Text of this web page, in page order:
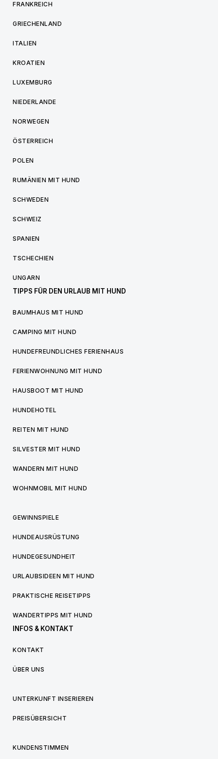
FRANKREICH
GRIECHENLAND
ITALIEN
KROATIEN
LUXEMBURG
NIEDERLANDE
NORWEGEN
ÖSTERREICH
POLEN
RUMÄNIEN MIT HUND
SCHWEDEN
SCHWEIZ
SPANIEN
TSCHECHIEN
UNGARN
TIPPS FÜR DEN URLAUB MIT HUND
BAUMHAUS MIT HUND
CAMPING MIT HUND
HUNDEFREUNDLICHES FERIENHAUS
FERIENWOHNUNG MIT HUND
HAUSBOOT MIT HUND
HUNDEHOTEL
REITEN MIT HUND
SILVESTER MIT HUND
WANDERN MIT HUND
WOHNMOBIL MIT HUND
GEWINNSPIELE
HUNDEAUSRÜSTUNG
HUNDEGESUNDHEIT
URLAUBSIDEEN MIT HUND
PRAKTISCHE REISETIPPS
WANDERTIPPS MIT HUND
INFOS & KONTAKT
KONTAKT
ÜBER UNS
UNTERKUNFT INSERIEREN
PREISÜBERSICHT
KUNDENSTIMMEN